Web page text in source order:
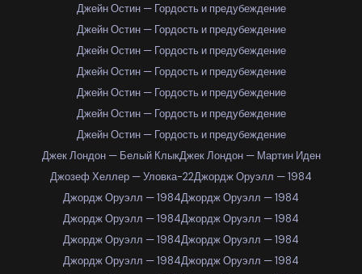
Джейн Остин — Гордость и предубеждение
Джейн Остин — Гордость и предубеждение
Джейн Остин — Гордость и предубеждение
Джейн Остин — Гордость и предубеждение
Джейн Остин — Гордость и предубеждение
Джейн Остин — Гордость и предубеждение
Джейн Остин — Гордость и предубеждение
Джек Лондон — Белый КлыкДжек Лондон — Мартин Иден
Джозеф Хеллер — Уловка-22Джордж Оруэлл — 1984
Джордж Оруэлл — 1984Джордж Оруэлл — 1984
Джордж Оруэлл — 1984Джордж Оруэлл — 1984
Джордж Оруэлл — 1984Джордж Оруэлл — 1984
Джордж Оруэлл — 1984Джордж Оруэлл — 1984